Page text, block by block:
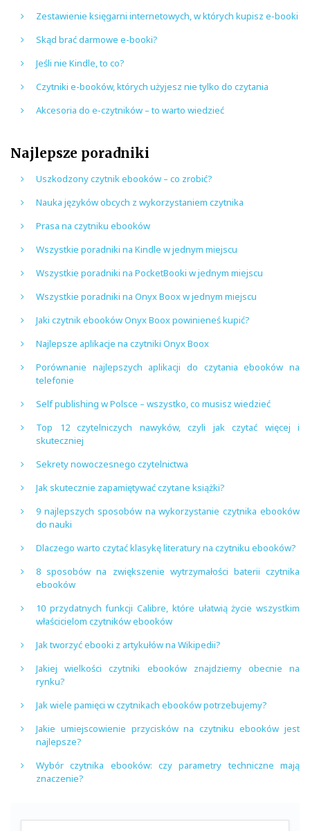
Zestawienie księgarni internetowych, w których kupisz e-booki
Skąd brać darmowe e-booki?
Jeśli nie Kindle, to co?
Czytniki e-booków, których użyjesz nie tylko do czytania
Akcesoria do e-czytników – to warto wiedzieć
Najlepsze poradniki
Uszkodzony czytnik ebooków – co zrobić?
Nauka języków obcych z wykorzystaniem czytnika
Prasa na czytniku ebooków
Wszystkie poradniki na Kindle w jednym miejscu
Wszystkie poradniki na PocketBooki w jednym miejscu
Wszystkie poradniki na Onyx Boox w jednym miejscu
Jaki czytnik ebooków Onyx Boox powinieneś kupić?
Najlepsze aplikacje na czytniki Onyx Boox
Porównanie najlepszych aplikacji do czytania ebooków na
telefonie
Self publishing w Polsce – wszystko, co musisz wiedzieć
Top 12 czytelniczych nawyków, czyli jak czytać więcej i
skuteczniej
Sekrety nowoczesnego czytelnictwa
Jak skutecznie zapamiętywać czytane książki?
9 najlepszych sposobów na wykorzystanie czytnika ebooków
do nauki
Dlaczego warto czytać klasykę literatury na czytniku ebooków?
8 sposobów na zwiększenie wytrzymałości baterii czytnika
ebooków
10 przydatnych funkcji Calibre, które ułatwią życie wszystkim
właścicielom czytników ebooków
Jak tworzyć ebooki z artykułów na Wikipedii?
Jakiej wielkości czytniki ebooków znajdziemy obecnie na
rynku?
Jak wiele pamięci w czytnikach ebooków potrzebujemy?
Jakie umiejscowienie przycisków na czytniku ebooków jest
najlepsze?
Wybór czytnika ebooków: czy parametry techniczne mają
znaczenie?